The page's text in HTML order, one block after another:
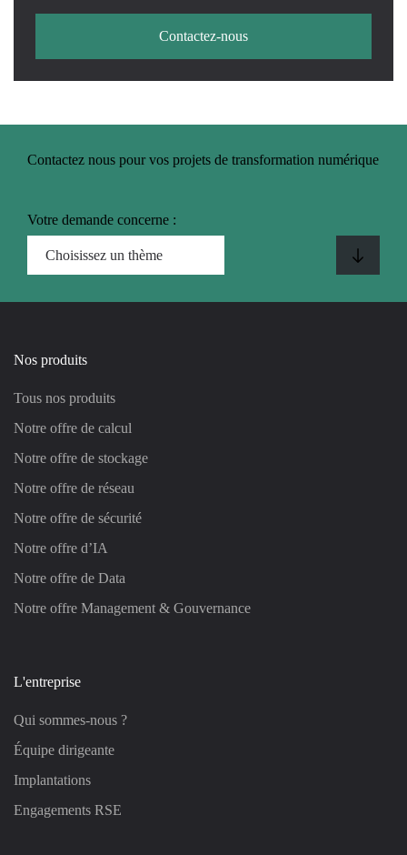
Contactez-nous
Contactez nous pour vos projets de transformation numérique
Votre demande concerne :
Nos produits
Tous nos produits
Notre offre de calcul
Notre offre de stockage
Notre offre de réseau
Notre offre de sécurité
Notre offre d’IA
Notre offre de Data
Notre offre Management & Gouvernance
L'entreprise
Qui sommes-nous ?
Équipe dirigeante
Implantations
Engagements RSE